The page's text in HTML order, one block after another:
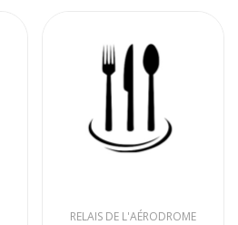
RELAIS DE L'AÉRODROME